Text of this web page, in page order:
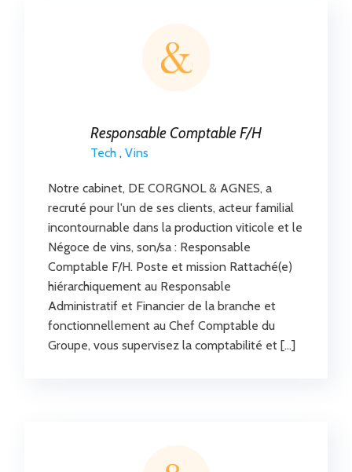
Responsable Comptable F/H
Tech , Vins
Notre cabinet, DE CORGNOL & AGNES, a
recruté pour l'un de ses clients, acteur familial
incontournable dans la production viticole et le
Négoce de vins, son/sa : Responsable
Comptable F/H. Poste et mission Rattaché(e)
hiérarchiquement au Responsable
Administratif et Financier de la branche et
fonctionnellement au Chef Comptable du
Groupe, vous supervisez la comptabilité et […]